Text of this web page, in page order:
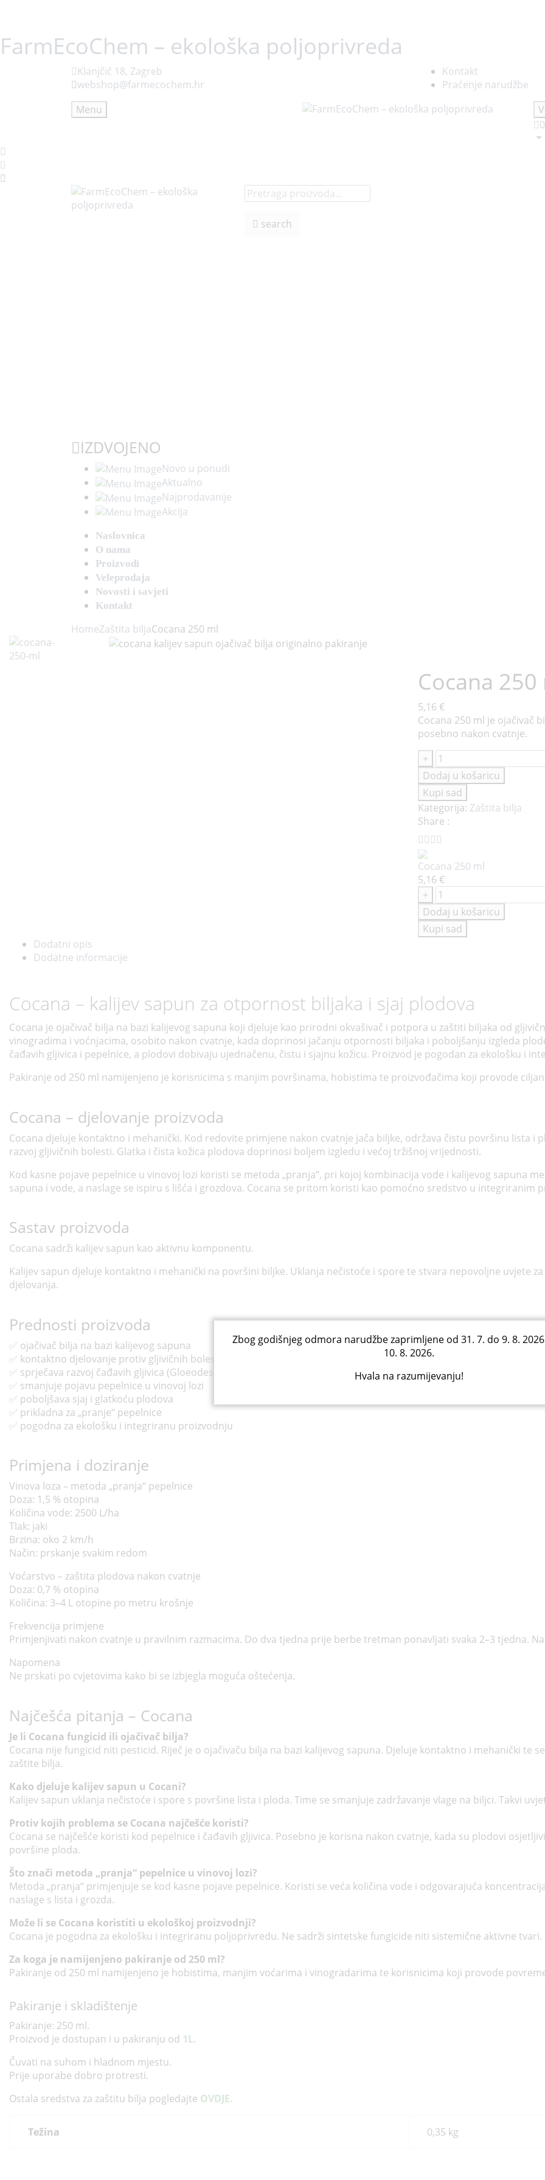
FarmEcoChem – ekološka poljoprivreda
Klanjčić 18, Zagreb
webshop@farmecochem.hr
Kontakt
Praćenje narudžbe
Menu
0
search
IZDVOJENO
Novo u ponudi
Aktualno
Najprodavanije
Akcija
Naslovnica
O nama
Proizvodi
Veleprodaja
Novosti i savjeti
Kontakt
HomeZaštita biljaCocana 250 ml
Cocana 250
5,16 €
Cocana 250 ml je ojačivač
posebno nakon cvatnje.
+
Cocana
250
ml
količina
Dodaj u košaricu
Kupi sad
Kategorija: Zaštita bilja
Share :
Cocana 250 ml
5,16 €
+
Cocana
250
ml
količina
Dodaj u košaricu
Kupi sad
Dodatni opis
Dodatne informacije
Cocana – kalijev sapun za otpornost biljaka i sjaj plodova
Cocana je ojačivač bilja na bazi kalijevog sapuna koji djeluje kao prirodni okvašivač i potpora u zaštiti biljaka od
vinogradima i voćnjacima, osobito nakon cvatnje, kada doprinosi jačanju otpornosti biljaka i poboljšanju izgleda
čađavih gljivica i pepelnice, a plodovi dobivaju ujednačenu, čistu i sjajnu kožicu. Proizvod je pogodan za ekološku i
Pakiranje od 250 ml namijenjeno je korisnicima s manjim površinama, hobistima te proizvođačima koji provode
Cocana – djelovanje proizvoda
Cocana djeluje kontaktno i mehanički. Kod redovite primjene nakon cvatnje jača biljke, održava čistu površinu lista i
razvoj gljivičnih bolesti. Glatka i čista kožica plodova doprinosi boljem izgledu i većoj tržišnoj vrijednosti.
Kod kasne pojave pepelnice u vinovoj lozi koristi se metoda „pranja“, pri kojoj kombinacija vode i kalijevog sapuna
sapuna i vode, a naslage se ispiru s lišća i grozdova. Cocana se pritom koristi kao pomoćno sredstvo u integriranim
Sastav proizvoda
Cocana sadrži kalijev sapun kao aktivnu komponentu.
Kalijev sapun djeluje kontaktno i mehanički na površini biljke. Uklanja nečistoće i spore te stvara nepovoljne uvjete
djelovanja.
Prednosti proizvoda
✅ ojačivač bilja na bazi kalijevog sapuna
✅ kontaktno djelovanje protiv gljivičnih bolesti
✅ sprječava razvoj čađavih gljivica (Gloeodes pomigena)
✅ smanjuje pojavu pepelnice u vinovoj lozi
✅ poboljšava sjaj i glatkoću plodova
✅ prikladna za „pranje“ pepelnice
✅ pogodna za ekološku i integriranu proizvodnju
Primjena i doziranje
Vinova loza – metoda „pranja“ pepelnice
Doza: 1,5 % otopina
Količina vode: 2500 L/ha
Tlak: jaki
Brzina: oko 2 km/h
Način: prskanje svakim redom
Voćarstvo – zaštita plodova nakon cvatnje
Doza: 0,7 % otopina
Količina: 3–4 L otopine po metru krošnje
Frekvencija primjene
Primjenjivati nakon cvatnje u pravilnim razmacima. Do dva tjedna prije berbe tretman ponavljati svaka 2–3 tjedna.
Napomena
Ne prskati po cvjetovima kako bi se izbjegla moguća oštećenja.
Najčešća pitanja – Cocana
Je li Cocana fungicid ili ojačivač bilja?
Cocana nije fungicid niti pesticid. Riječ je o ojačivaču bilja na bazi kalijevog sapuna. Djeluje kontaktno i mehanički
zaštite bilja.
Kako djeluje kalijev sapun u Cocani?
Kalijev sapun uklanja nečistoće i spore s površine lista i ploda. Time se smanjuje zadržavanje vlage na biljci. Takvi
Protiv kojih problema se Cocana najčešće koristi?
Cocana se najčešće koristi kod pepelnice i čađavih gljivica. Posebno je korisna nakon cvatnje, kada su plodovi
površine ploda.
Što znači metoda „pranja“ pepelnice u vinovoj lozi?
Metoda „pranja“ primjenjuje se kod kasne pojave pepelnice. Koristi se veća količina vode i odgovarajuća
naslage s lista i grozda.
Može li se Cocana koristiti u ekološkoj proizvodnji?
Cocana je pogodna za ekološku i integriranu poljoprivredu. Ne sadrži sintetske fungicide niti sistemične aktivne
Za koga je namijenjeno pakiranje od 250 ml?
Pakiranje od 250 ml namijenjeno je hobistima, manjim voćarima i vinogradarima te korisnicima koji provode
Pakiranje i skladištenje
Pakiranje: 250 ml.
Proizvod je dostupan i u pakiranju od 1L.
Čuvati na suhom i hladnom mjestu.
Prije uporabe dobro protresti.
Ostala sredstva za zaštitu bilja pogledajte OVDJE.
Težina 0,35 kg
Zbog godišnjeg odmora narudžbe zaprimljene od 31. 7. do 9. 8.
10. 8. 2026.
Hvala na razumijevanju!